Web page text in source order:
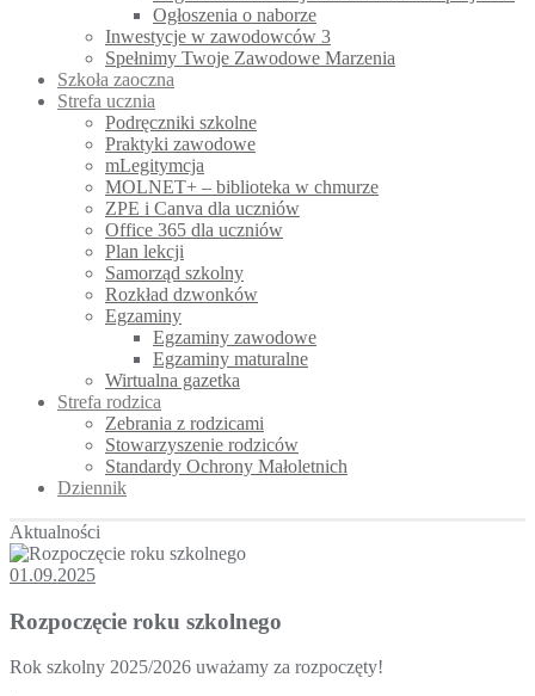
Ogłoszenia o naborze
Inwestycje w zawodowców 3
Spełnimy Twoje Zawodowe Marzenia
Szkoła zaoczna
Strefa ucznia
Podręczniki szkolne
Praktyki zawodowe
mLegitymcja
MOLNET+ – biblioteka w chmurze
ZPE i Canva dla uczniów
Office 365 dla uczniów
Plan lekcji
Samorząd szkolny
Rozkład dzwonków
Egzaminy
Egzaminy zawodowe
Egzaminy maturalne
Wirtualna gazetka
Strefa rodzica
Zebrania z rodzicami
Stowarzyszenie rodziców
Standardy Ochrony Małoletnich
Dziennik
Aktualności
01.09.2025
Rozpoczęcie roku szkolnego
Rok szkolny 2025/2026 uważamy za rozpoczęty!